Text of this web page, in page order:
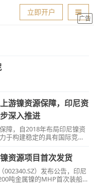
导航
立即开户
广告
游镍资源保障，印尼资
深入推进
障，自2018年布局印尼镍资
于构建稳定的具有国际竞争
资源项目首次发货
002340.SZ）发布公告，印尼
吨金属镍的MHP首次装船发